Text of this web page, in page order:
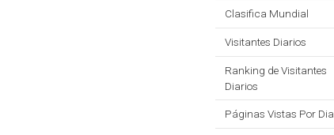
Clasifica Mundial
Visitantes Diarios
Ranking de Visitantes
Diarios
Páginas Vistas Por Dia